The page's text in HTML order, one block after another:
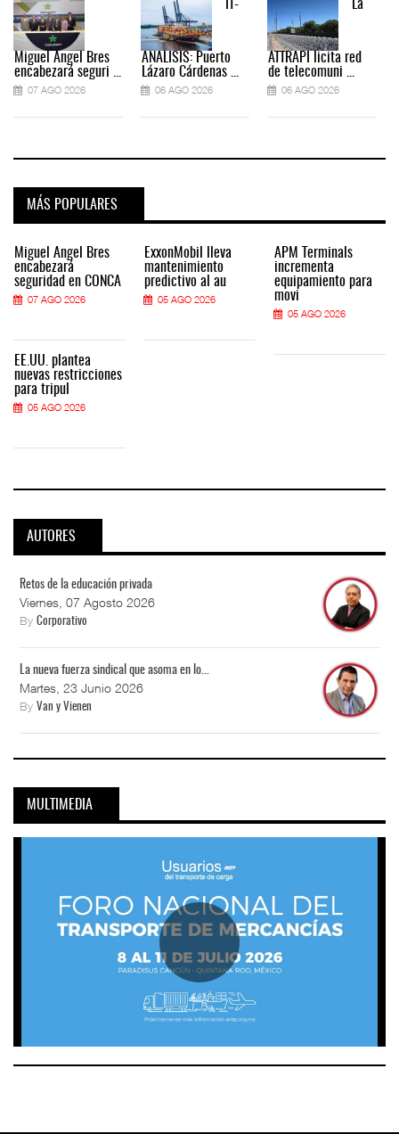
Miguel Ángel Bres
encabezará seguri ...
07 AGO 2026
IT-
ANÁLISIS: Puerto
Lázaro Cárdenas ...
06 AGO 2026
La
ATTRAPI licita red
de telecomuni ...
06 AGO 2026
MÁS POPULARES
Miguel Ángel Bres
encabezará
seguridad en CONCA
07 AGO 2026
EE.UU. plantea
nuevas restricciones
para tripul
05 AGO 2026
ExxonMobil lleva
mantenimiento
predictivo al au
05 AGO 2026
APM Terminals
incrementa
equipamiento para
movi
05 AGO 2026
AUTORES
Retos de la educación privada
Viernes, 07 Agosto 2026
By Corporativo
La nueva fuerza sindical que asoma en lo...
Martes, 23 Junio 2026
By Van y Vienen
MULTIMEDIA